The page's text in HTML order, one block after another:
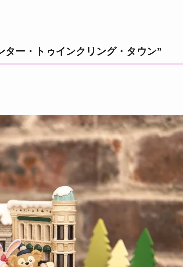
ー・トゥインクリング・タウン”